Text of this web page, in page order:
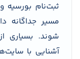
ثبت‌نام بورسیه
مسیر جداگانه
شوند. بسیاری
آشنایی با